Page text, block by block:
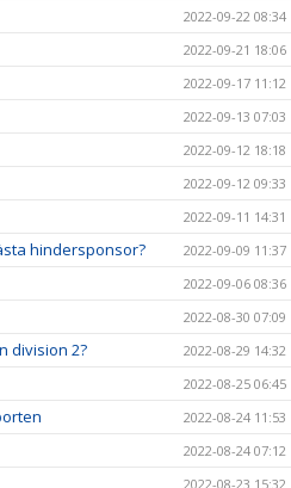
2022-09-22 08:34
2022-09-21 18:06
2022-09-17 11:12
2022-09-13 07:03
2022-09-12 18:18
2022-09-12 09:33
2022-09-11 14:31
hindersponsor? 2022-09-09 11:37
2022-09-06 08:36
2022-08-30 07:09
division 2? 2022-08-29 14:32
2022-08-25 06:45
2022-08-24 11:53
2022-08-24 07:12
2022-08-23 15:32